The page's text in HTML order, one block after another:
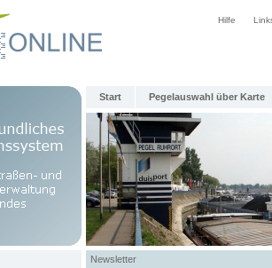
Hilfe
Start Pegelauswahl über Karte
Newsletter